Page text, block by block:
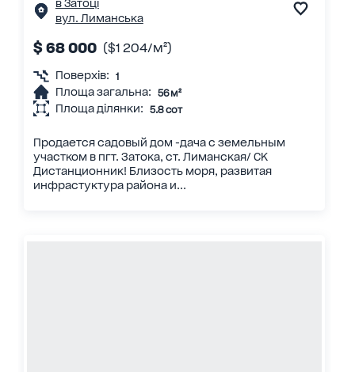
в Затоці
вул. Лиманська
$ 68 000 ($1 204/м²)
Поверхів: 1
Площа загальна: 56 м²
Площа ділянки: 5.8 сот
Продается садовый дом -дача с земельным
участком в пгт. Затока, ст. Лиманская/ СК
Дистанционник! Близость моря, развитая
инфрастуктура района и...